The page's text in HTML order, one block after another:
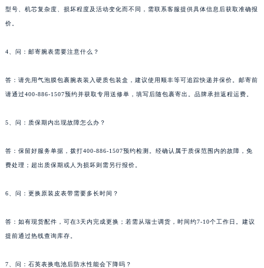
型号、机芯复杂度、损坏程度及活动变化而不同，需联系客服提供具体信息后获取准确报
价。
4、问：邮寄腕表需要注意什么？
答：请先用气泡膜包裹腕表装入硬质包装盒，建议使用顺丰等可追踪快递并保价。邮寄前
请通过400-886-1507预约并获取专用送修单，填写后随包裹寄出。品牌承担返程运费。
5、问：质保期内出现故障怎么办？
答：保留好服务单据，拨打400-886-1507预约检测。经确认属于质保范围内的故障，免
费处理；超出质保期或人为损坏则需另行报价。
6、问：更换原装皮表带需要多长时间？
答：如有现货配件，可在3天内完成更换；若需从瑞士调货，时间约7-10个工作日。建议
提前通过热线查询库存。
7、问：石英表换电池后防水性能会下降吗？